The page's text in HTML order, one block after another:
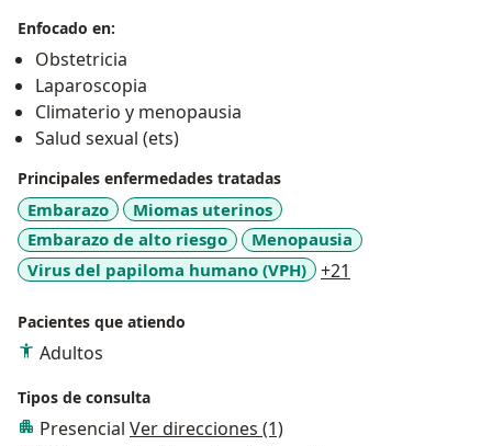
anticonceptivos, ° Consulta ginecológica. ° Partos y
cesáreas humanizadas, ° Cirugías ginecológicas
La edad ideal para ir al ginecólogo es durante el
desarrollo de los órganos sexuales, preferentemente
antes de la primera menstruación, entre los 11 y 15
años.
Haz tu cita al número de contacto registrado.
Enfocado en:
Obstetricia
Laparoscopia
Climaterio y menopausia
Salud sexual (ets)
Principales enfermedades tratadas
Embarazo
Miomas uterinos
Embarazo de alto riesgo
Menopausia
Virus del papiloma humano (VPH)
+21
Pacientes que atiendo
Adultos
Tipos de consulta
Presencial Ver direcciones (1)